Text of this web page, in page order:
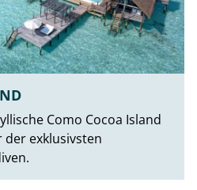
Como Cocoa Island
der exklusivsten